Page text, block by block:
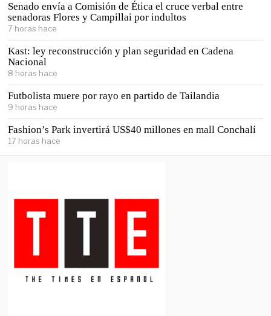
Senado envía a Comisión de Ética el cruce verbal entre
senadoras Flores y Campillai por indultos
7 horas hace
Kast: ley reconstrucción y plan seguridad en Cadena
Nacional
8 horas hace
Futbolista muere por rayo en partido de Tailandia
9 horas hace
Fashion’s Park invertirá US$40 millones en mall Conchalí
17 horas hace